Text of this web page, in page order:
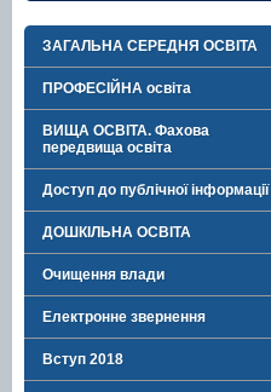
ЗАГАЛЬНА СЕРЕДНЯ ОСВІТА
ПРОФЕСІЙНА освіта
ВИЩА ОСВІТА. Фахова
передвища освіта
Доступ до публічної інформації
ДОШКІЛЬНА ОСВІТА
Очищення влади
Електронне звернення
Вступ 2018